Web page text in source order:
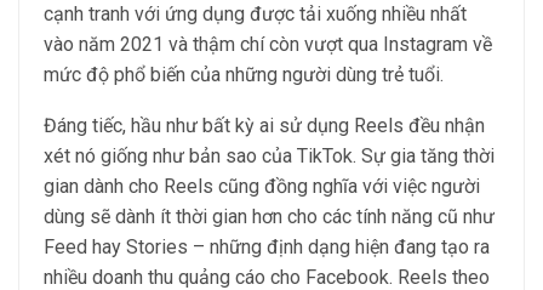
cạnh tranh với ứng dụng được tải xuống nhiều nhất
vào năm 2021 và thậm chí còn vượt qua Instagram về
mức độ phổ biến của những người dùng trẻ tuổi.
Đáng tiếc, hầu như bất kỳ ai sử dụng Reels đều nhận
xét nó giống như bản sao của TikTok. Sự gia tăng thời
gian dành cho Reels cũng đồng nghĩa với việc người
dùng sẽ dành ít thời gian hơn cho các tính năng cũ như
Feed hay Stories – những định dạng hiện đang tạo ra
nhiều doanh thu quảng cáo cho Facebook. Reels theo